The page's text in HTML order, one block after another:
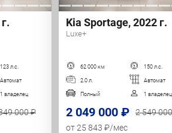
123 л.с.
Автомат
1 владелец
000 ₽
Kia Sportage, 2022 г.
Luxe+
62 000 км 150 л.с.
2.0 л. Автомат
Полный 1 владелец
2 049 000 ₽
2 549
от 25 843 ₽/мес